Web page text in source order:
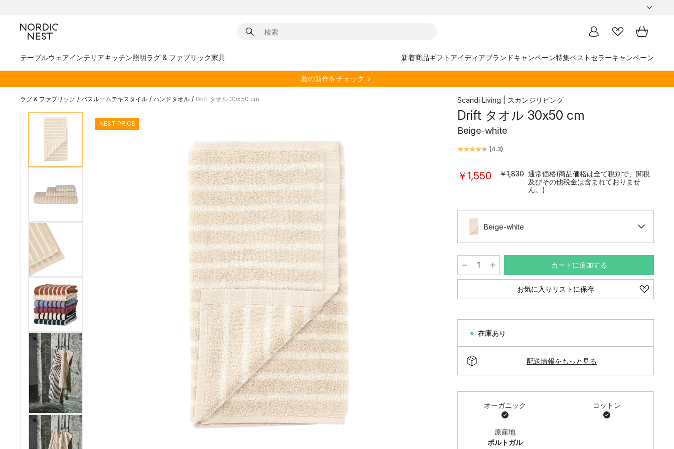
テーブルウェアインテリアキッチン照明ラグ & ファブリック家具 新着商品ギフトアイディアブランドキャンペーン特集ベストセラーキャンペーン
夏の新作をチェック
ラグ & ファブリック / バスルームテキスタイル / ハンドタオル / Drift タオル 30x50 cm
NEST PRICE
Scandi Living | スカンジリビング
Drift タオル 30x50 cm
Beige-white
(4.3)
￥1,550 ￥1,830 通常価格(商品価格は全て税別で、関税
及びその他税金は含まれておりませ
ん。)
Beige-white
カートに追加する
お気に入りリストに保存
在庫あり
配送情報をもっと見る
オーガニック コットン
原産地
ポルトガル